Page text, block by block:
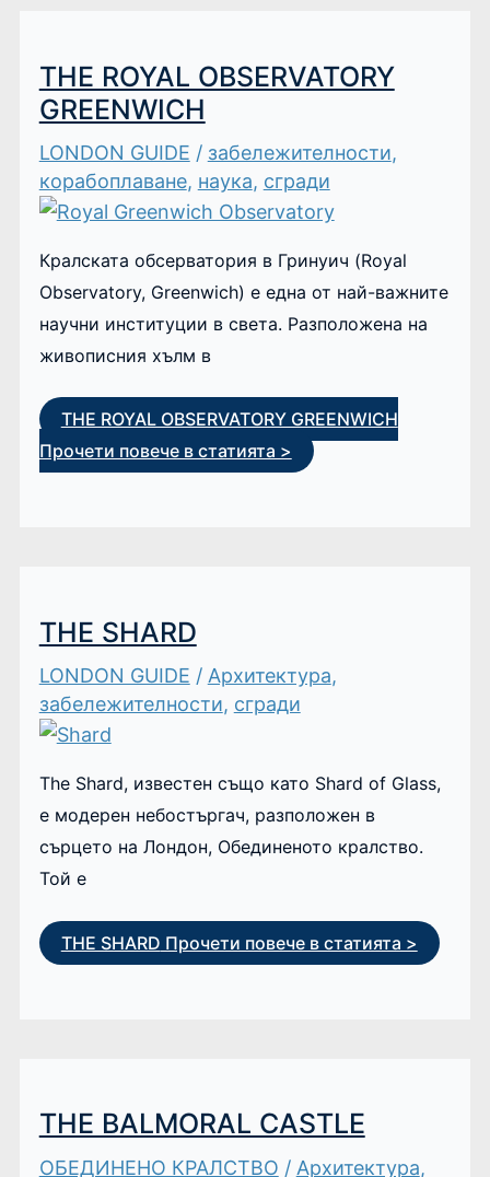
THE ROYAL OBSERVATORY
GREENWICH
LONDON GUIDE / забележителности,
корабоплаване, наука, сгради
Кралската обсерватория в Гринуич (Royal
Observatory, Greenwich) е една от най-важните
научни институции в света. Разположена на
живописния хълм в
THE ROYAL OBSERVATORY GREENWICH
Прочети повече в статията >
THE SHARD
LONDON GUIDE / Архитектура,
забележителности, сгради
The Shard, известен също като Shard of Glass,
е модерен небостъргач, разположен в
сърцето на Лондон, Обединеното кралство.
Той е
THE SHARD Прочети повече в статията >
THE BALMORAL CASTLE
ОБЕДИНЕНО КРАЛСТВО / Архитектура,